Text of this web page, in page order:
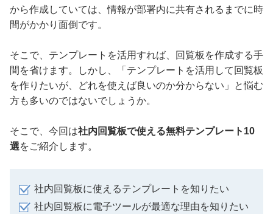
から作成していては、情報が部署内に共有されるまでに時
間がかかり面倒です。
そこで、テンプレートを活用すれば、回覧板を作成する手
間を省けます。しかし、「テンプレートを活用して回覧板
を作りたいが、どれを使えば良いのか分からない」と悩む
方も多いのではないでしょうか。
そこで、今回は社内回覧板で使える無料テンプレート10
選をご紹介します。
社内回覧板に使えるテンプレートを知りたい
社内回覧板に電子ツールが最適な理由を知りたい